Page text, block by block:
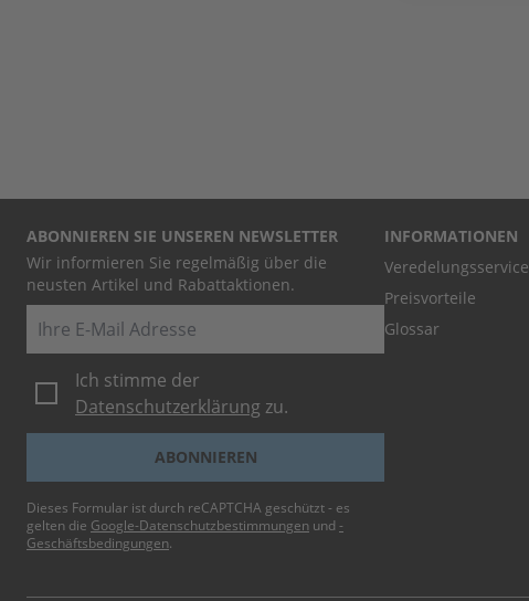
ABONNIEREN SIE UNSEREN NEWSLETTER
Wir informieren Sie regelmäßig über die
neusten Artikel und Rabattaktionen.
E-Mail
Ich stimme der
Datenschutzerklärung zu.
ABONNIEREN
Dieses Formular ist durch reCAPTCHA geschützt - es
gelten die Google-Datenschutzbestimmungen und -
Geschäftsbedingungen.
INFORMATIONEN
Veredelungsservice
Preisvorteile
Glossar